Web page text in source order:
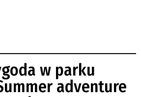
w parku
adventure